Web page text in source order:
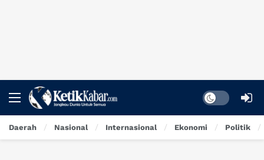
Dark mode
Daerah Nasional Internasional Ekonomi Politik